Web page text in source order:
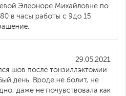
Элеоноре Михайловне по
в часы работы с 9до 15
29.05.2021
шов после тонзиллэктомии
день. Вроде не болит, не
даже не почувствовала как